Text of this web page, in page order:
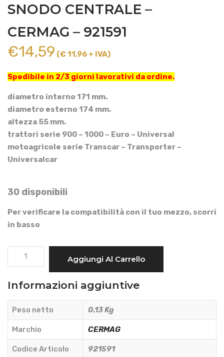
SNODO CENTRALE –
CERMAG – 921591
€14,59 (€ 11,96 + IVA)
Spedibile in 2/3 giorni lavorativi da ordine.
diametro interno 171 mm.
diametro esterno 174 mm.
altezza 55 mm.
trattori serie 900 – 1000 – Euro – Universal
motoagricole serie Transcar – Transporter –
Universalcar
30 disponibili
Per verificare la compatibilità con il tuo mezzo, scorri
in basso
BOCCOLA
SNODO
CENTRALE
CERMAG
-
921591
Aggiungi Al Carrello
Informazioni aggiuntive
Peso netto 0.13 Kg
Marchio CERMAG
Codice Articolo 921591